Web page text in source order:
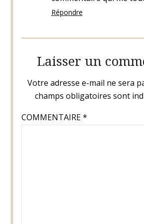
Répondre
Laisser un
Votre adresse e-mail ne sera
champs obligatoires sont
COMMENTAIRE*